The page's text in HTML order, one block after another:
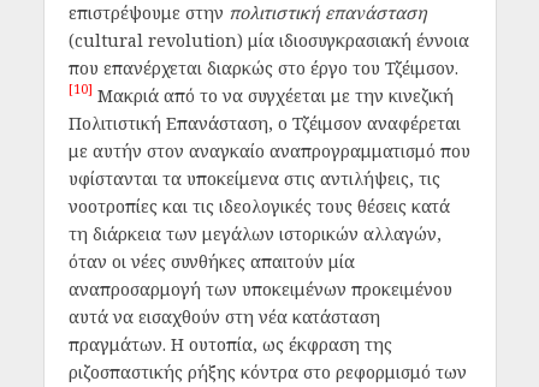
επιστρέψουμε στην πολιτιστική επανάσταση
(cultural revolution) μία ιδιοσυγκρασιακή έννοια
που επανέρχεται διαρκώς στο έργο του Τζέιμσον.
[10] Μακριά από το να συγχέεται με την κινεζική
Πολιτιστική Επανάσταση, ο Τζέιμσον αναφέρεται
με αυτήν στον αναγκαίο αναπρογραμματισμό που
υφίστανται τα υποκείμενα στις αντιλήψεις, τις
νοοτροπίες και τις ιδεολογικές τους θέσεις κατά
τη διάρκεια των μεγάλων ιστορικών αλλαγών,
όταν οι νέες συνθήκες απαιτούν μία
αναπροσαρμογή των υποκειμένων προκειμένου
αυτά να εισαχθούν στη νέα κατάσταση
πραγμάτων. Η ουτοπία, ως έκφραση της
ριζοσπαστικής ρήξης κόντρα στο ρεφορμισμό των